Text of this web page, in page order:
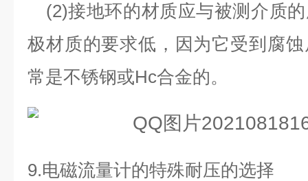
(2)接地环的材质应与被测介质
极材质的要求低，因为它受到腐
常是不锈钢或Hc合金的。
9.电磁流量计的特殊耐压的选择